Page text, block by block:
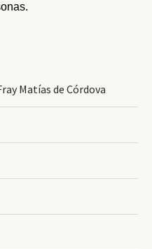
Matías de Córdova